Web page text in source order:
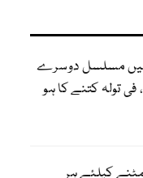
مسلسل دوسرے
فی تولہ کتنے کا ہو
کیلئے ہر